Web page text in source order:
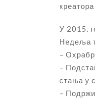
У 2015.
Недеља
–
–
стања у
–